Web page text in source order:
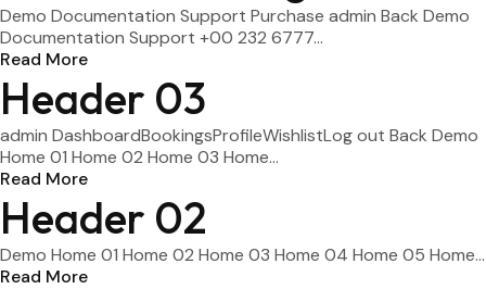
Demo Documentation Support Purchase admin Back Demo
Documentation Support +00 232 6777...
Read More
Header 03
admin DashboardBookingsProfileWishlistLog out Back Demo
Home 01 Home 02 Home 03 Home...
Read More
Header 02
Demo Home 01 Home 02 Home 03 Home 04 Home 05 Home...
Read More